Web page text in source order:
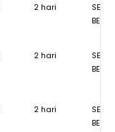
2 hari
2 hari
2 hari